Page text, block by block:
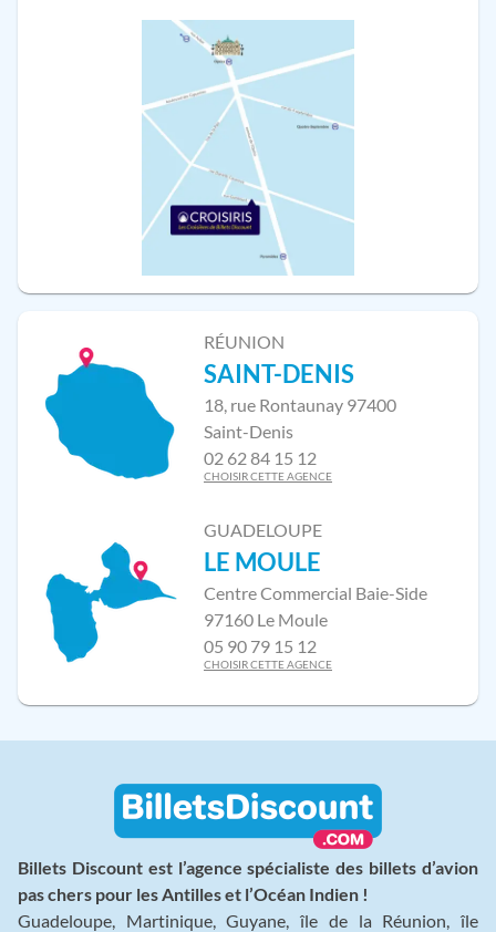
RÉUNION
SAINT-DENIS
18, rue Rontaunay 97400
Saint-Denis
02 62 84 15 12
CHOISIR CETTE AGENCE
GUADELOUPE
LE MOULE
Centre Commercial Baie-Side
97160 Le Moule
05 90 79 15 12
CHOISIR CETTE AGENCE
Billets Discount est l’agence spécialiste des billets d’avion
pas chers pour les Antilles et l’Océan Indien !
Guadeloupe, Martinique, Guyane, île de la Réunion, île